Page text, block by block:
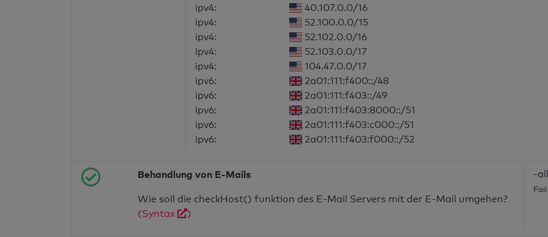
ipv4:
40.107.0.0/16
ipv4:
52.100.0.0/15
ipv4:
52.102.0.0/16
ipv4:
52.103.0.0/17
ipv4:
104.47.0.0/17
ipv6:
2a01:111:f400::/48
ipv6:
2a01:111:f403::/49
ipv6:
2a01:111:f403:8000::/51
ipv6:
2a01:111:f403:c000::/51
ipv6:
2a01:111:f403:f000::/52
Behandlung von E-Mails
Wie soll die checkHost() funktion des E-Mail Servers mit der E-Mail umgehen?
(Syntax
)
-all